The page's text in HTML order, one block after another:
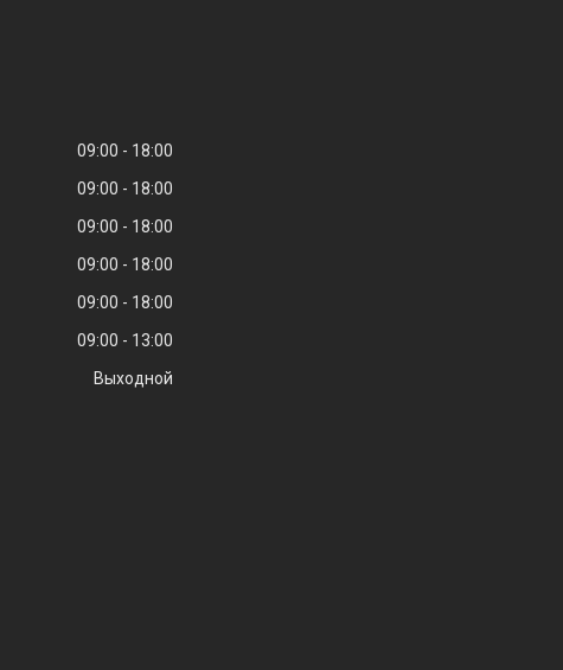
09:00
18:00
09:00
18:00
09:00
18:00
09:00
18:00
09:00
18:00
09:00
13:00
Выходной